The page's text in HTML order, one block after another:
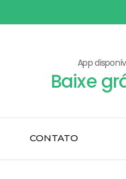
App
Baixe
CONTATO